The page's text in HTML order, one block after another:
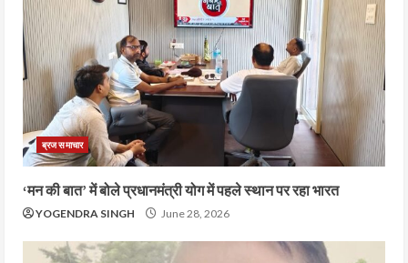
ब्रज समाचार
‘मन की बात’ में बोले प्रधानमंत्री योग में पहले स्थान पर रहा भारत
YOGENDRA SINGH June 28, 2026